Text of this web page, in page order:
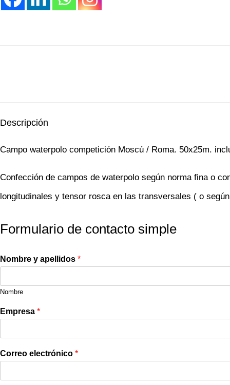
Descripción
Campo waterpolo competición Moscú / Roma. 50x25m.
Confección de campos de waterpolo según norma fina o
longitudinales y tensor rosca en las transversales ( o
Formulario de contacto simple
Nombre y apellidos *
Nombre
Empresa *
Correo electrónico *